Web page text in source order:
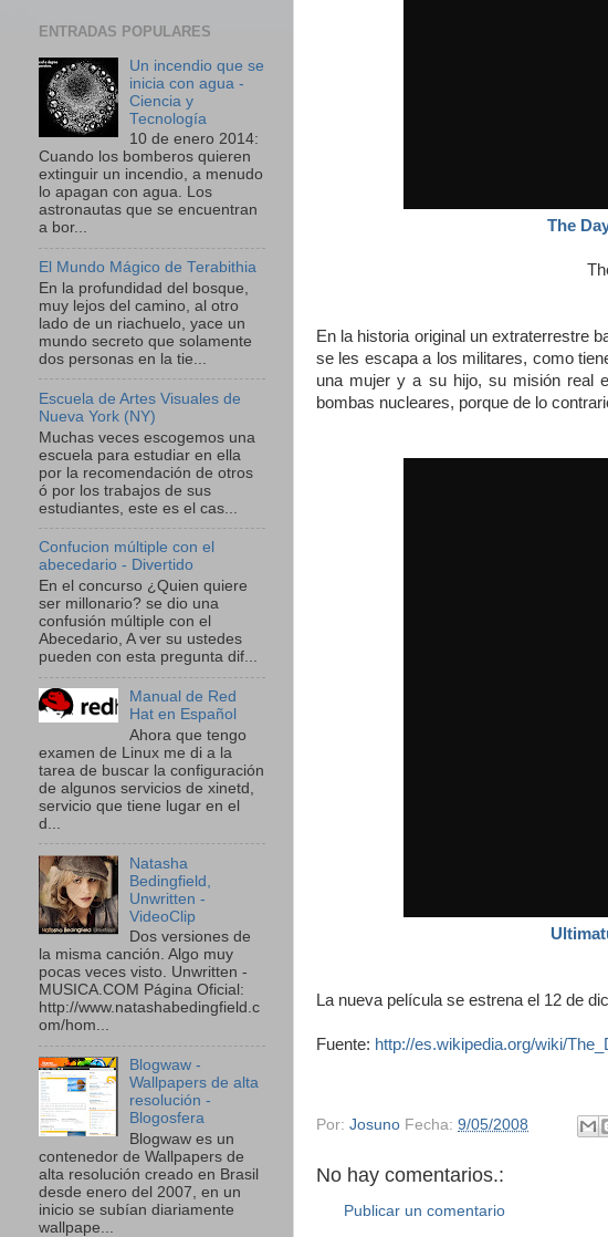
The
En la historia original un extraterrestre
se les escapa a los militares, como
una mujer y a su hijo, su misión real
bombas nucleares, porque de lo
La nueva película se estrena el 12 de
Fuente: http://es.wikipedia.org/wiki/
Por: Josuno Fecha: 9/05/2008
No hay comentarios.:
Publicar un comentario
ENTRADAS POPULARES
Un incendio que se
inicia con agua -
Ciencia y
Tecnología
10 de enero 2014:
Cuando los bomberos quieren
extinguir un incendio, a menudo
lo apagan con agua. Los
astronautas que se encuentran
a bor...
El Mundo Mágico de Terabithia
En la profundidad del bosque,
muy lejos del camino, al otro
lado de un riachuelo, yace un
mundo secreto que solamente
dos personas en la tie...
Escuela de Artes Visuales de
Nueva York (NY)
Muchas veces escogemos una
escuela para estudiar en ella
por la recomendación de otros
ó por los trabajos de sus
estudiantes, este es el cas...
Confucion múltiple con el
abecedario - Divertido
En el concurso ¿Quien quiere
ser millonario? se dio una
confusión múltiple con el
Abecedario, A ver su ustedes
pueden con esta pregunta dif...
Manual de Red
Hat en Español
Ahora que tengo
examen de Linux me di a la
tarea de buscar la configuración
de algunos servicios de xinetd,
servicio que tiene lugar en el
d...
Natasha
Bedingfield,
Unwritten -
VideoClip
Dos versiones de
la misma canción. Algo muy
pocas veces visto. Unwritten -
MUSICA.COM Página Oficial:
http://www.natashabedingfield.c
om/hom...
Blogwaw -
Wallpapers de alta
resolución -
Blogosfera
Blogwaw es un
contenedor de Wallpapers de
alta resolución creado en Brasil
desde enero del 2007, en un
inicio se subían diariamente
wallpape...